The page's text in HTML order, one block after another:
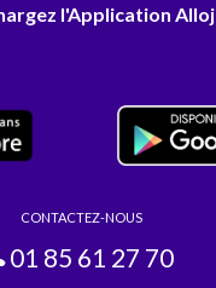
l'Application Alloj
CONTACTEZ-NOUS
01 85 61 27 70